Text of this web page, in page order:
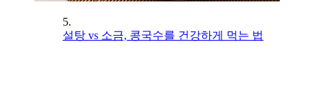
5.
설탕 vs 소금, 콩국수를 건강하게 먹는 법